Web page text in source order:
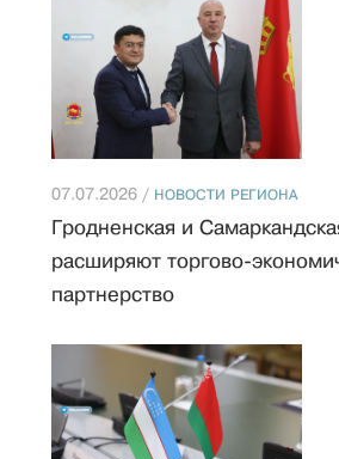
07.07.2026 / НОВОСТИ РЕГИОНА
Гродненская и
расширяют торгово-
партнерство